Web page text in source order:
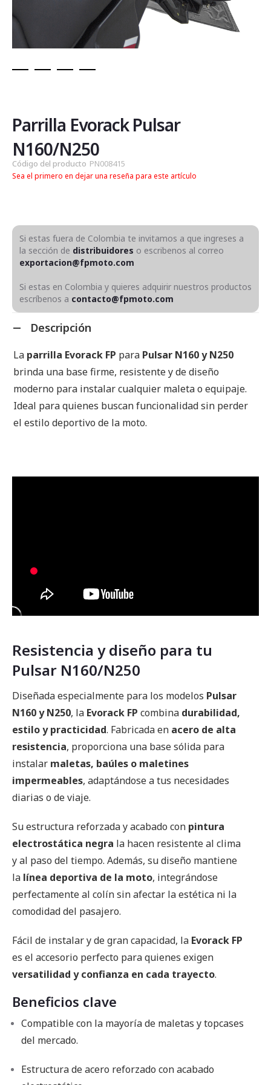
de
la
galería
de
imágenes
Parrilla Evorack Pulsar
N160/N250
Código del producto PN008415
Sea el primero en dejar una reseña para este artículo
Si estas fuera de Colombia te invitamos a que ingreses a
la sección de distribuidores o escribenos al correo
exportacion@fpmoto.com
Si estas en Colombia y quieres adquirir nuestros productos
escríbenos a contacto@fpmoto.com
Descripción
La parrilla Evorack FP para Pulsar N160 y N250
brinda una base firme, resistente y de diseño
moderno para instalar cualquier maleta o equipaje.
Ideal para quienes buscan funcionalidad sin perder
el estilo deportivo de la moto.
Resistencia y diseño para tu
Pulsar N160/N250
Diseñada especialmente para los modelos Pulsar
N160 y N250, la Evorack FP combina durabilidad,
estilo y practicidad. Fabricada en acero de alta
resistencia, proporciona una base sólida para
instalar maletas, baúles o maletines
impermeables, adaptándose a tus necesidades
diarias o de viaje.
Su estructura reforzada y acabado con pintura
electrostática negra la hacen resistente al clima
y al paso del tiempo. Además, su diseño mantiene
la línea deportiva de la moto, integrándose
perfectamente al colín sin afectar la estética ni la
comodidad del pasajero.
Fácil de instalar y de gran capacidad, la Evorack FP
es el accesorio perfecto para quienes exigen
versatilidad y confianza en cada trayecto.
Beneficios clave
Compatible con la mayoría de maletas y topcases
del mercado.
Estructura de acero reforzado con acabado